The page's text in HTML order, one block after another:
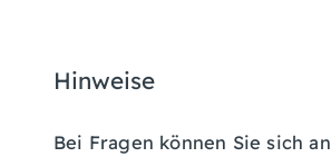
Hinweise
Bei Fragen können Sie sich